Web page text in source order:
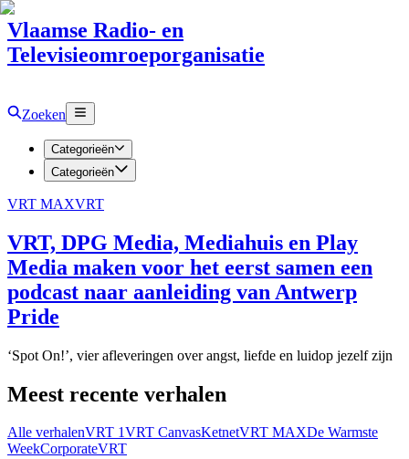
Vlaamse Radio- en
Televisieomroeporganisatie
Zoeken
Categorieën
Categorieën
VRT MAXVRT
VRT, DPG Media, Mediahuis en Play
Media maken voor het eerst samen een
podcast naar aanleiding van Antwerp
Pride
‘Spot On!’, vier afleveringen over angst, liefde en luidop jezelf zijn
Meest recente verhalen
Alle verhalenVRT 1VRT CanvasKetnetVRT MAXDe Warmste
WeekCorporateVRT